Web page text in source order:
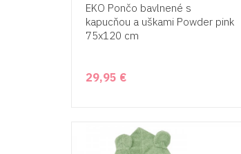
EKO Pončo bavlnené s
kapucňou a uškami Powder pink
75x120 cm
29,95 €